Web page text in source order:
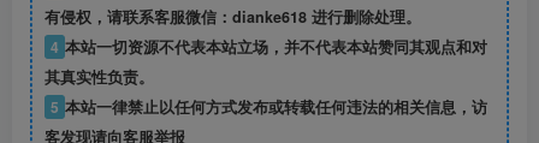
有侵权，请联系客服微信：dianke618 进行删除处理。
4 本站一切资源不代表本站立场，并不代表本站赞同其观点和对
其真实性负责。
5 本站一律禁止以任何方式发布或转载任何违法的相关信息，访
客发现请向客服举报